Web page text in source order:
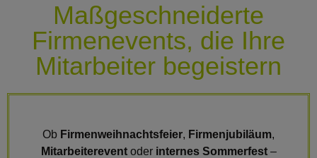
Maßgeschneiderte
Firmenevents, die Ihre
Mitarbeiter begeistern
Ob Firmenweihnachtsfeier, Firmenjubiläum,
Mitarbeitereventoder internes Sommerfest–